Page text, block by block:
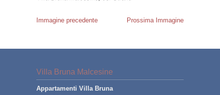
Immagine precedente Prossima Immagine
Villa Bruna Malcesine
Appartamenti Villa Bruna